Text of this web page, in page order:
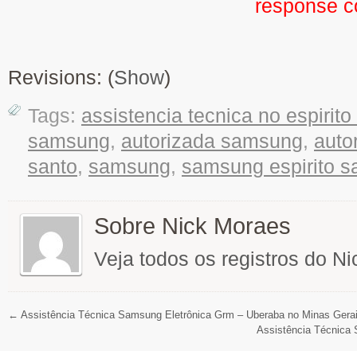
response
Revisions: (Show)
Tags: assistencia tecnica no espirito
samsung, autorizada samsung,
santo, samsung, samsung espirito
Sobre Nick Moraes
Veja todos os registros do
← Assistência Técnica Samsung Eletrônica Grm – Uberaba no Minas
Assistência Técnica